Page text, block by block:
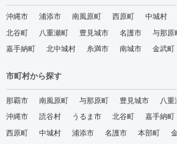
沖縄市 浦添市 南風原町 西原町 中城村
北谷町
八重瀬町 豊見城市 名護市 与那原
嘉手納町
北中城村 糸満市 南城市 金武町
市町村から探す
那覇市 南風原町 与那原町 豊見城市 八重
沖縄市
読谷村 うるま市 北谷町 嘉手納町
西原町
中城村 浦添市 名護市 本部町